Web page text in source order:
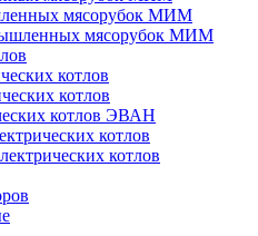
мясорубок МИМ
мясорубок МИМ
котлов
котлов
котлов ЭВАН
котлов
котлов